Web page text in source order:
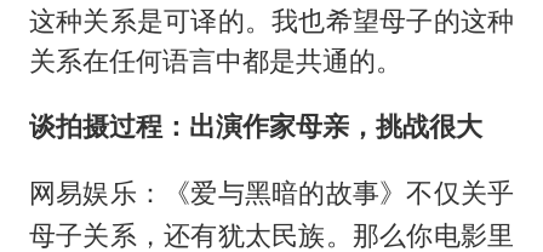
这种关系是可译的。我也希望母子的这种
关系在任何语言中都是共通的。
谈拍摄过程：出演作家母亲，挑战很大
网易娱乐：《爱与黑暗的故事》不仅关乎
母子关系，还有犹太民族。那么你电影里